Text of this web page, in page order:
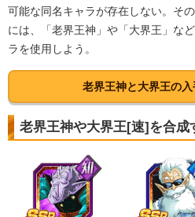
可能な同名キャラが存在しない。そ
には、「老界王神」や「大界王」な
ラを使用しよう。
老界王神と大界王の
老界王神や大界王[速]を合成